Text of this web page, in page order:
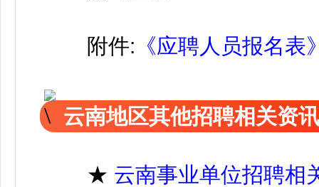
附件: 《应聘人员报名表
云南地区其他招聘相关资
★ 云南事业单位招聘相